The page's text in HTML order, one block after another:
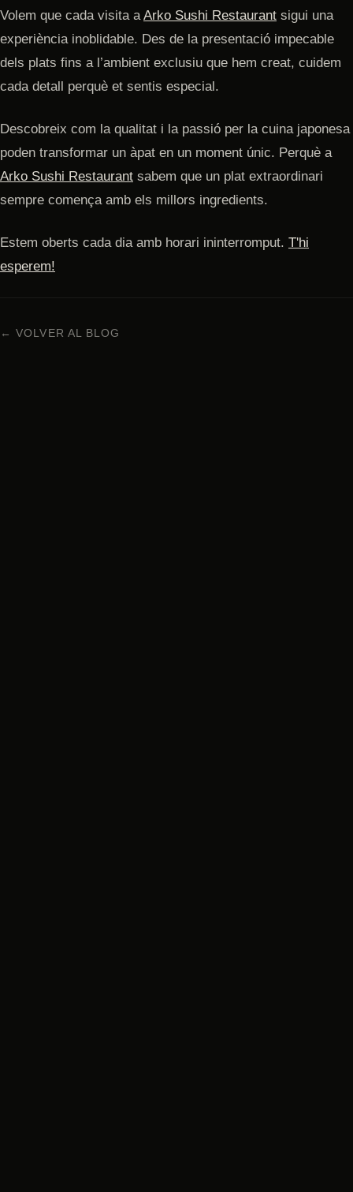
Volem que cada visita a Arko Sushi Restaurant sigui una
experiència inoblidable. Des de la presentació impecable
dels plats fins a l’ambient exclusiu que hem creat, cuidem
cada detall perquè et sentis especial.
Descobreix com la qualitat i la passió per la cuina japonesa
poden transformar un àpat en un moment únic. Perquè a
Arko Sushi Restaurant sabem que un plat extraordinari
sempre comença amb els millors ingredients.
Estem oberts cada dia amb horari ininterromput. T'hi
esperem!
← VOLVER AL BLOG